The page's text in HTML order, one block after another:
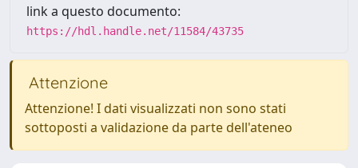
link a questo documento:
https://hdl.handle.net/11584/43735
Attenzione
Attenzione! I dati visualizzati non sono stati
sottoposti a validazione da parte dell'ateneo